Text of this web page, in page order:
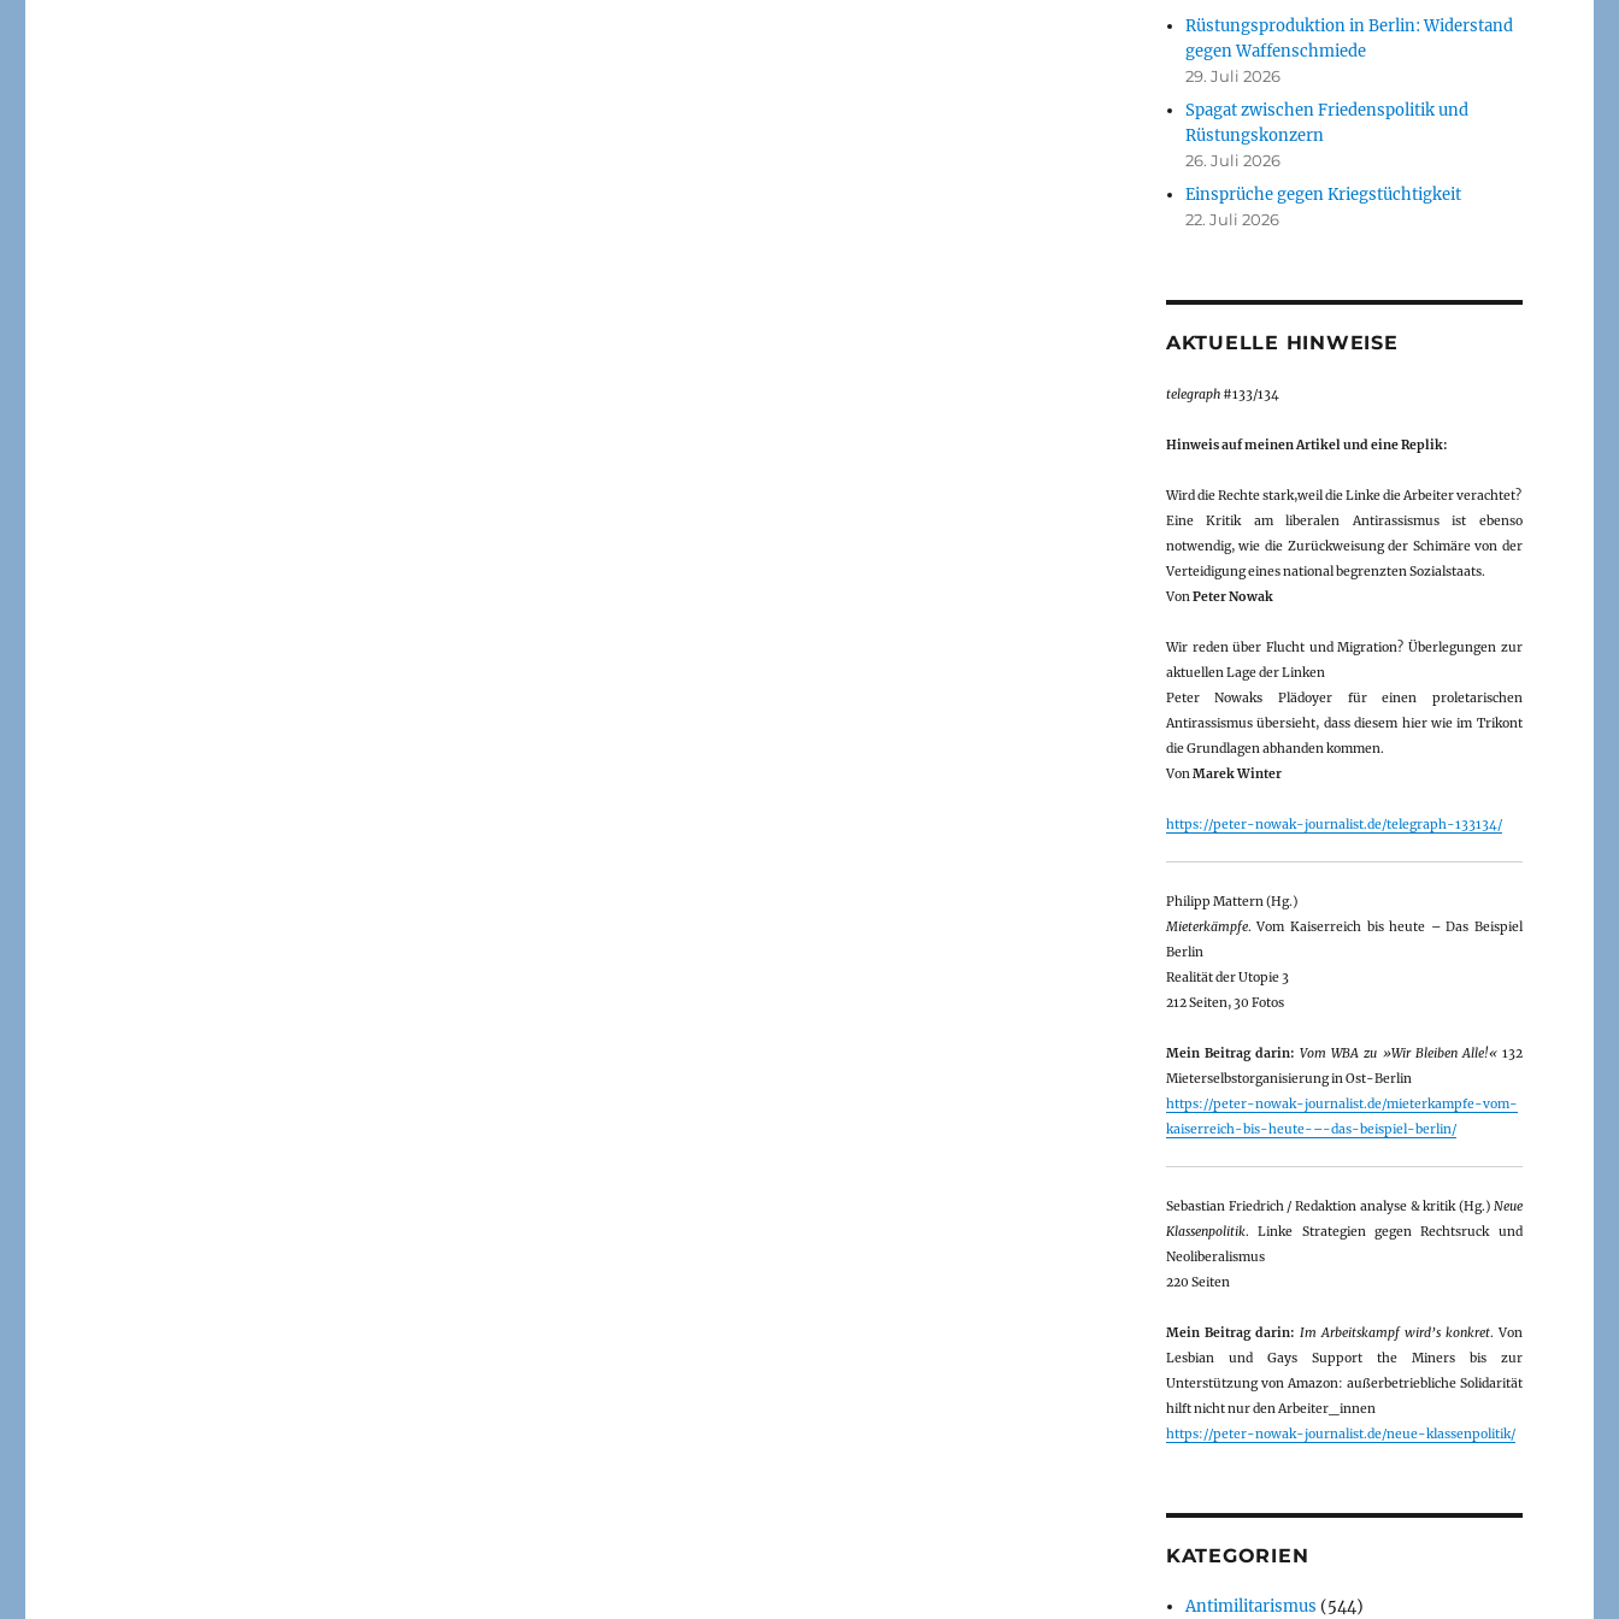
Rüstungsproduktion in Berlin: Widerstand
gegen Waffenschmiede
29. Juli 2026
Spagat zwischen Friedenspolitik und
Rüstungskonzern
26. Juli 2026
Einsprüche gegen Kriegstüchtigkeit
22. Juli 2026
AKTUELLE HINWEISE
telegraph#133/134
Hinweis auf meinen Artikel und eine Replik:
Wird die Rechte stark,weil die Linke die Arbeiter verachtet?
Eine Kritik am liberalen Antirassismus ist ebenso
notwendig, wie die Zurückweisung der Schimäre von der
Verteidigung eines national begrenzten Sozialstaats.
VonPeter Nowak
Wir reden über Flucht und Migration? Überlegungen zur
aktuellen Lage der Linken
Peter Nowaks Plädoyer für einen proletarischen
Antirassismus übersieht, dass diesem hier wie im Trikont
die Grundlagen abhanden kommen.
VonMarek Winter
https://peter-nowak-journalist.de/telegraph-133134/
Philipp Mattern (Hg.)
Mieterkämpfe. Vom Kaiserreich bis heute – Das Beispiel
Berlin
Realität der Utopie 3
212 Seiten, 30 Fotos
Mein Beitrag darin: Vom WBA zu »Wir Bleiben Alle!«132
Mieterselbstorganisierung in Ost-Berlin
https://peter-nowak-journalist.de/mieterkampfe-vom-
kaiserreich-bis-heute-–-das-beispiel-berlin/
Sebastian Friedrich / Redaktion analyse & kritik (Hg.) Neue
Klassenpolitik. Linke Strategien gegen Rechtsruck und
Neoliberalismus
220 Seiten
Mein Beitrag darin: Im Arbeitskampf wird’s konkret. Von
Lesbian und Gays Support the Miners bis zur
Unterstützung von Amazon: außerbetriebliche Solidarität
hilft nicht nur den Arbeiter_innen
https://peter-nowak-journalist.de/neue-klassenpolitik/
KATEGORIEN
Antimilitarismus (544)